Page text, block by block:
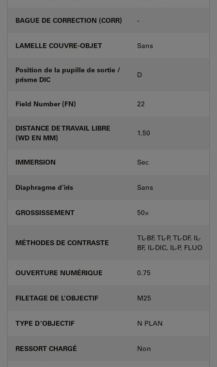
BAGUE DE CORRECTION (CORR) -
LAMELLE COUVRE-OBJET Sans
Position de la pupille de sortie /
prisme DIC
D
Field Number (FN) 22
DISTANCE DE TRAVAIL LIBRE
(WD EN MM)
1.50
IMMERSION Sec
Diaphragme d’iris Sans
GROSSISSEMENT 50⨉
MÉTHODES DE CONTRASTE
TL-BF, TL-P, TL-DF, IL-
BF, IL-DIC, IL-P, FLUO
OUVERTURE NUMÉRIQUE 0.75
FILETAGE DE L’OBJECTIF M25
TYPE D’OBJECTIF N PLAN
RESSORT CHARGÉ Non